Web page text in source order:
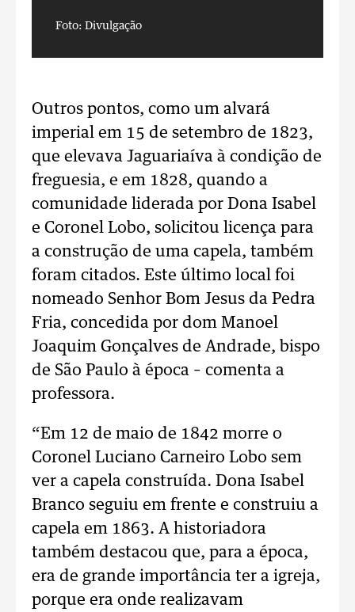
Foto: Divulgação
Outros pontos, como um alvará
imperial em 15 de setembro de 1823,
que elevava Jaguariaíva à condição de
freguesia, e em 1828, quando a
comunidade liderada por Dona Isabel
e Coronel Lobo, solicitou licença para
a construção de uma capela, também
foram citados. Este último local foi
nomeado Senhor Bom Jesus da Pedra
Fria, concedida por dom Manoel
Joaquim Gonçalves de Andrade, bispo
de São Paulo à época – comenta a
professora.
“Em 12 de maio de 1842 morre o
Coronel Luciano Carneiro Lobo sem
ver a capela construída. Dona Isabel
Branco seguiu em frente e construiu a
capela em 1863. A historiadora
também destacou que, para a época,
era de grande importância ter a igreja,
porque era onde realizavam